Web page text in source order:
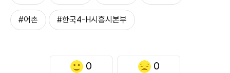
#어촌 #한국4-H시흥시본부
0 0